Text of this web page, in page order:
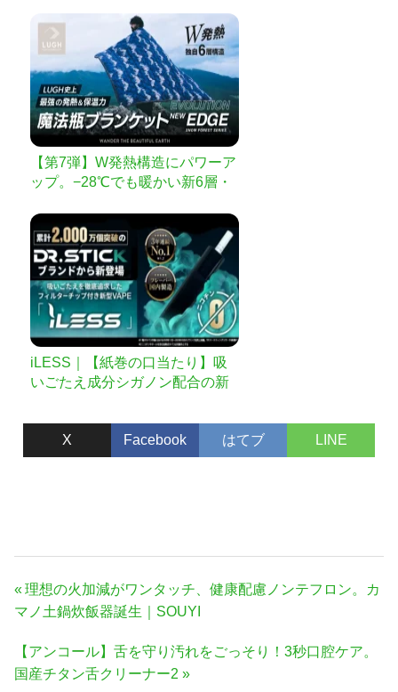
【第7弾】W発熱構造にパワーア
ップ。−28℃でも暖かい新6層・
iLESS｜【紙巻の口当たり】吸
いごたえ成分シガノン配合の新
X Facebook はてブ LINE
投
稿
ビ
ゲ
前
の
事:
理想の火加減がワンタッチ、健康配慮ノンテフロン。カ
マノ土鍋炊飯器誕生｜SOUYI
次
の
【アンコール】舌を守り汚れをごっそり！3秒口腔ケア。
国産チタン舌クリーナー2